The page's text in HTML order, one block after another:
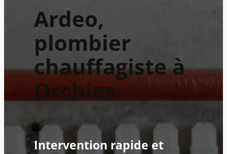
Ardeo,
plombier
chauffagiste à
Orchies
Intervention rapide et